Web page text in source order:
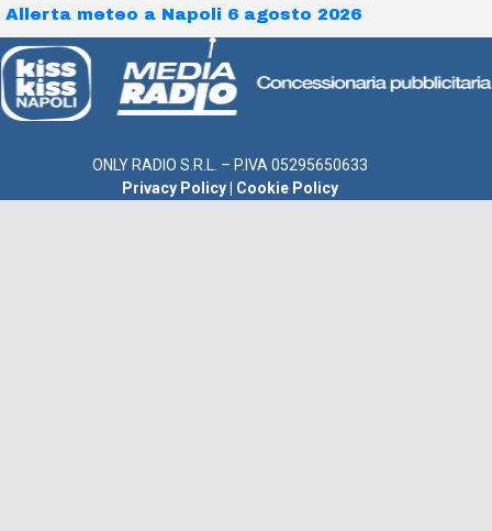
Allerta meteo a Napoli 6 agosto 2026
ONLY RADIO S.R.L. – P.IVA 05295650633
Privacy Policy
Cookie Policy